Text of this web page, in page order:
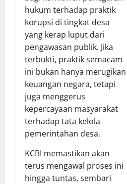
hukum terhadap praktik
korupsi di tingkat desa
yang kerap luput dari
pengawasan publik. Jika
terbukti, praktik semacam
ini bukan hanya merugikan
keuangan negara, tetapi
juga menggerus
kepercayaan masyarakat
terhadap tata kelola
pemerintahan desa.
KCBI memastikan akan
terus mengawal proses ini
hingga tuntas, sembari